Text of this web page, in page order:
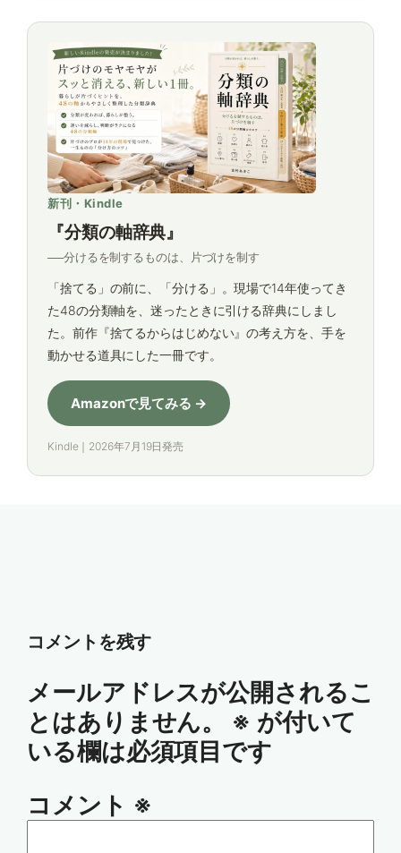
新刊・Kindle
『分類の軸辞典』
──分けるを制するものは、片づけを制す
「捨てる」の前に、「分ける」。現場で14年使ってき
た48の分類軸を、迷ったときに引ける辞典にしまし
た。前作『捨てるからはじめない』の考え方を、手を
動かせる道具にした一冊です。
Amazonで見てみる →
Kindle｜2026年7月19日発売
コメントを残す
メールアドレスが公開されるこ
とはありません。
※ が付いて
いる欄は必須項目です
コメント ※